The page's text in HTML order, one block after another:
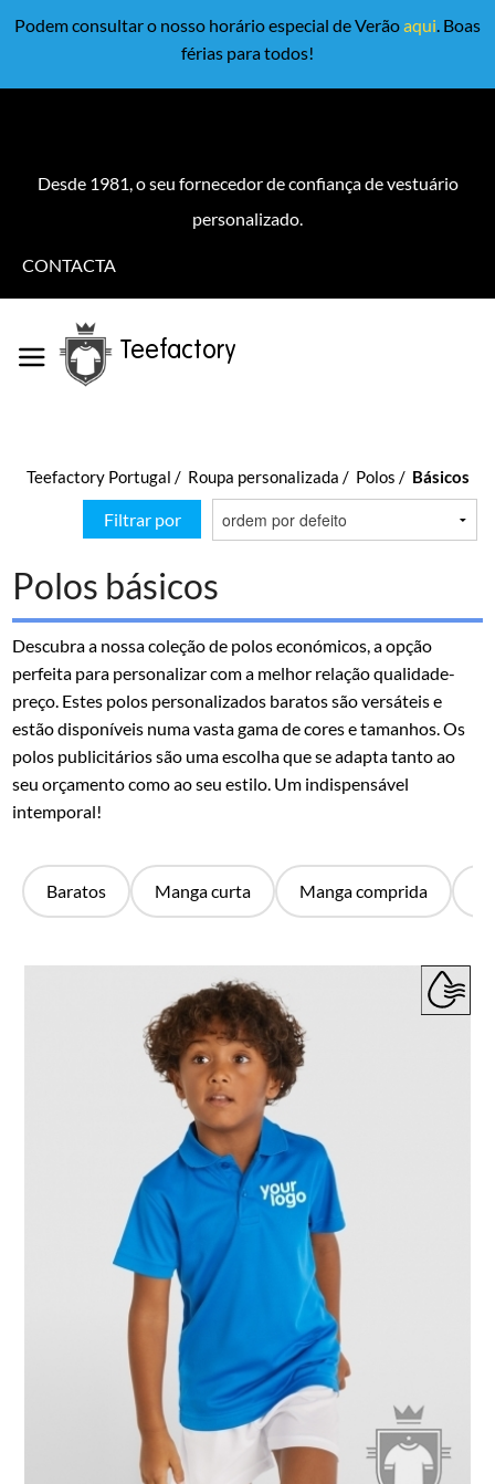
Podem consultar o nosso horário especial de Verãoaqui. Boas
férias para todos!
Desde 1981, o seu fornecedor de confiança de vestuário
personalizado.
CONTACTA
Teefactory
Teefactory Portugal Roupa personalizada Polos Básicos
Filtrar por
Polos básicos
Descubra a nossa coleção de polos económicos, a opção
perfeita para personalizar com a melhor relação qualidade-
preço. Estes polos personalizados baratos são versáteis e
estão disponíveis numa vasta gama de cores e tamanhos. Os
polos publicitários são uma escolha que se adapta tanto ao
seu orçamento como ao seu estilo. Um indispensável
intemporal!
Baratos Manga curta Manga comprida